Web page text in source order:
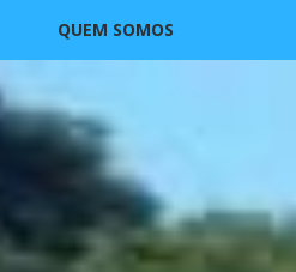
QUEM SOMOS